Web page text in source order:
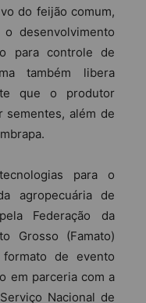
do feijão comum,
desenvolvimento
para controle de
também libera
que o produtor
sementes, além de
para o
agropecuária de
Federação da
Grosso (Famato)
de evento
em parceria com a
Nacional de